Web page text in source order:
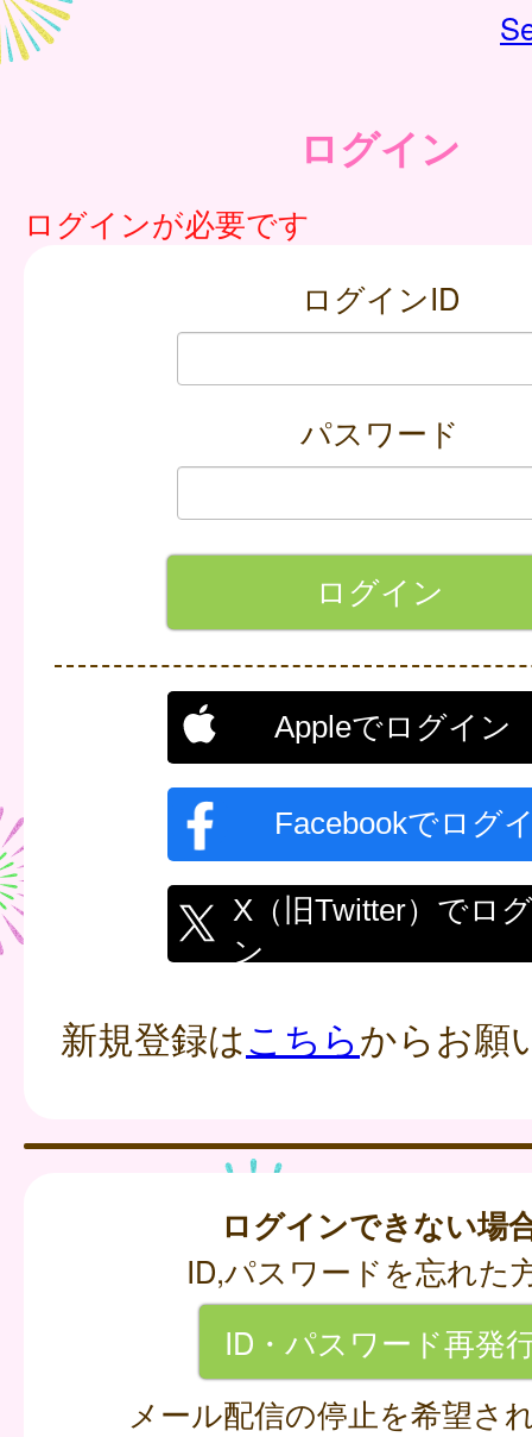
ログイン
ログインが必要です
ログインID
パスワード
Appleでログイン
Facebookでログ
X（旧Twitter）でロ
ン
新規登録はこちらからお願
ログインできない場
ID,パスワードを忘れた
ID・パスワード再発
メール配信の停止を希望さ